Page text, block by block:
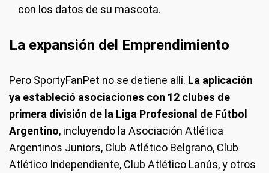
con los datos de su mascota.
La expansión del Emprendimiento
Pero SportyFanPet no se detiene allí. La aplicación
ya estableció asociaciones con 12 clubes de
primera división de la Liga Profesional de Fútbol
Argentino, incluyendo la Asociación Atlética
Argentinos Juniors, Club Atlético Belgrano, Club
Atlético Independiente, Club Atlético Lanús, y otros